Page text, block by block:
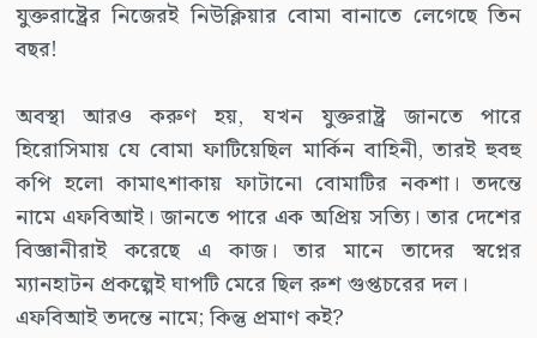
যুক্তরাষ্ট্রের নিজেরই নিউক্লিয়ার বোমা বানাতে লেগেছে তিন
বছর!
অবস্থা আরও করুণ হয়, যখন যুক্তরাষ্ট্র জানতে পারে
হিরোসিমায় যে বোমা ফাটিয়েছিল মার্কিন বাহিনী, তারই হুবহু
কপি হলো কামাৎশাকায় ফাটানো বোমাটির নকশা। তদন্তে
নামে এফবিআই। জানতে পারে এক অপ্রিয় সত্যি। তার দেশের
বিজ্ঞানীরাই করেছে এ কাজ। তার মানে তাদের স্বপ্নের
ম্যানহাটন প্রকল্পেই ঘাপটি মেরে ছিল রুশ গুপ্তচরের দল।
এফবিআই তদন্তে নামে; কিন্তু প্রমাণ কই?